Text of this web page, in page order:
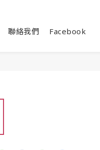
聯絡我們 Facebook